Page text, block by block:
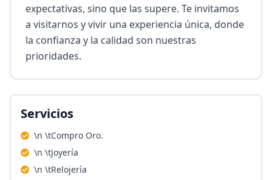
expectativas, sino que las supere. Te invitamos
a visitarnos y vivir una experiencia única, donde
la confianza y la calidad son nuestras
prioridades.
Servicios
\n \tCompro Oro.
\n \tJoyería
\n \tRelojería